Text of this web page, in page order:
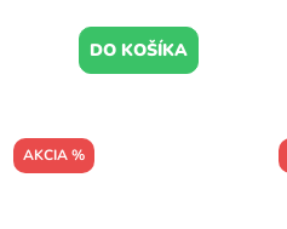
DO KOŠÍKA
AKCIA %